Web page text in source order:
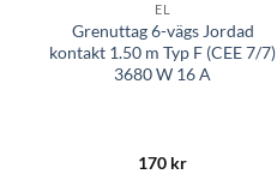
EL
Grenuttag 6-vägs Jordad
kontakt 1.50 m Typ F (CEE 7/7)
3680 W 16 A
170 kr